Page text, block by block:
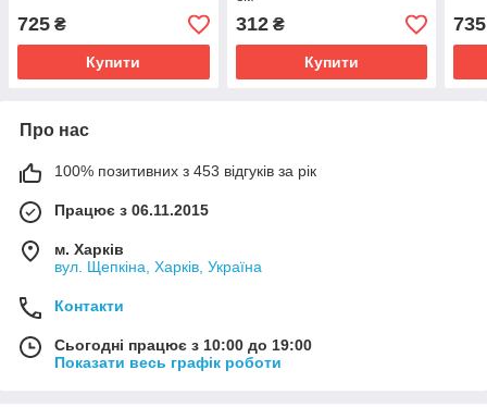
725 ₴
Купити
312₴
Купити
735
Про нас
100% позитивних з 453 відгуків за рік
Працює з 06.11.2015
м. Харків
вул. Щепкіна, Харків, Україна
Контакти
Сьогодні працює з 10:00 до 19:00
Показати весь графік роботи